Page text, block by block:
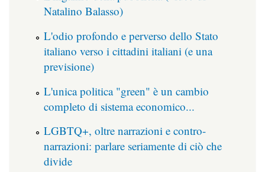
Natalino Balasso)
L'odio profondo e perverso dello Stato
italiano verso i cittadini italiani (e una
previsione)
L'unica politica "green" è un cambio
completo di sistema economico...
LGBTQ+, oltre narrazioni e contro-
narrazioni: parlare seriamente di ciò che
divide